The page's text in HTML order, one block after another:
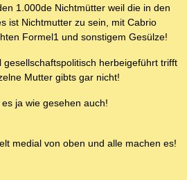
1.000de Nichtmütter weil die in den
ist Nichtmutter zu sein, mit Cabrio
Formel1 und sonstigem Gesülze!
gesellschaftspolitisch herbeigeführt trifft
Mutter gibts gar nicht!
ja wie gesehen auch!
medial von oben und alle machen es!